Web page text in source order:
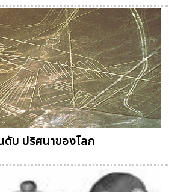
ดับ ปริศนาของโลก